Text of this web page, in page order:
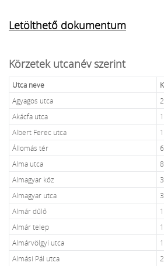
Letölthető dokumentum
Körzetek utcanév szerint
Utca neve
Agyagos utca
Akácfa utca
Albert Ferec utca
Állomás tér
Alma utca
Almagyar köz
Almagyar utca
Almár dűlő
Almár telep
Almárvölgyi utca
Almási Pál utca